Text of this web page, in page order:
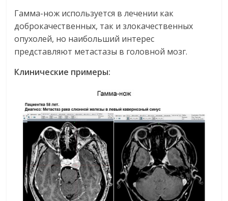
Гамма-нож используется в лечении как
доброкачественных, так и злокачественных
опухолей, но наибольший интерес
представляют метастазы в головной мозг.
Клинические примеры: